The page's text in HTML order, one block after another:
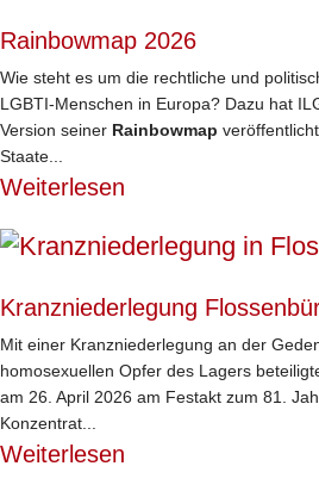
Rainbowmap 2026
Wie steht es um die rechtliche und
LGBTI-Menschen in Europa? Dazu hat
Version seiner Rainbowmap
Staate...
Weiterlesen
Kranzniederlegung
Mit einer Kranzniederlegung an der
homosexuellen Opfer des Lagers
am 26. April 2026 am Festakt zum 81.
Konzentrat...
Weiterlesen